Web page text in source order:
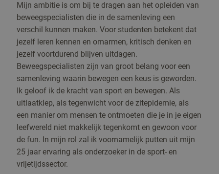
Mijn ambitie is om bij te dragen aan het opleiden van
beweegspecialisten die in de samenleving een
verschil kunnen maken. Voor studenten betekent dat
jezelf leren kennen en omarmen, kritisch denken en
jezelf voortdurend blijven uitdagen.
Beweegspecialisten zijn van groot belang voor een
samenleving waarin bewegen een keus is geworden.
Ik geloof ik de kracht van sport en bewegen. Als
uitlaatklep, als tegenwicht voor de zitepidemie, als
een manier om mensen te ontmoeten die je in je eigen
leefwereld niet makkelijk tegenkomt en gewoon voor
de fun. In mijn rol zal ik voornamelijk putten uit mijn
25 jaar ervaring als onderzoeker in de sport- en
vrijetijdssector.